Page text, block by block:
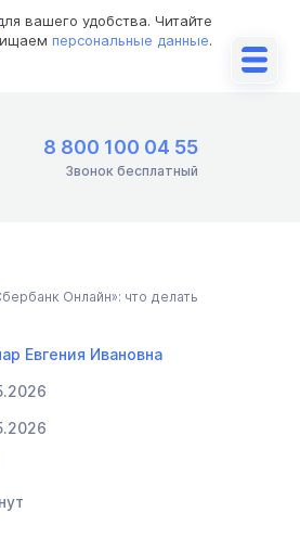
вашего удобства. Читайте
персональные данные.
8 800 100 04 55
Звонок бесплатный
Онлайн»: что делать
Евгения Ивановна